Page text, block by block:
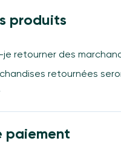
produits
retourner des
retournées
paiement